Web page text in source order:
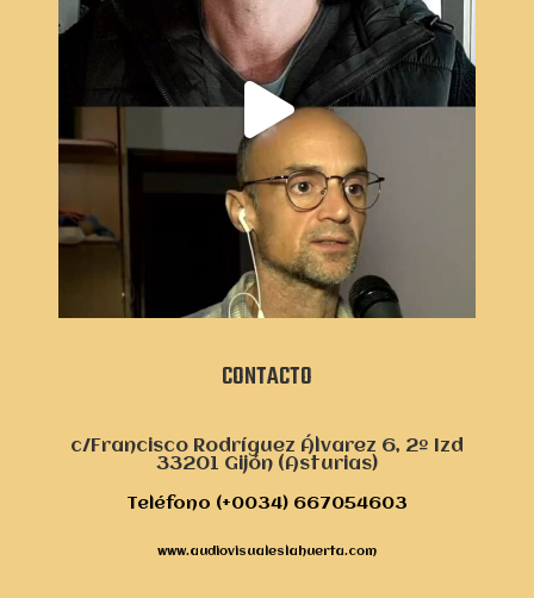
CONTACTO
c/Francisco Rodríguez Álvarez 6, 2º Izd
33201 Gijón (Asturias)
Teléfono (+0034) 667054603
www.audiovisualeslahuerta.com